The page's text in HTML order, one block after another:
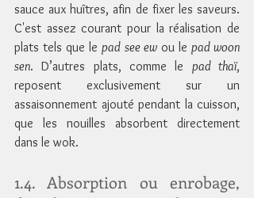
sauce aux huîtres, afin de fixer les saveurs.
C'est assez courant pour la réalisation de
plats tels que le pad see ew ou le pad woon
sen. D’autres plats, comme le pad thaï,
reposent exclusivement sur un
assaisonnement ajouté pendant la cuisson,
que les nouilles absorbent directement
dans le wok.
1.4. Absorption ou enrobage,